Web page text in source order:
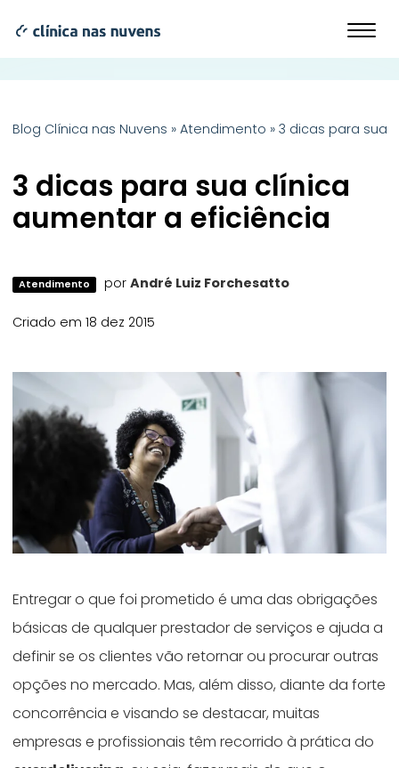
Blog Clínica nas Nuvens »Atendimento »3 dicas para sua
3 dicas para sua clínica
aumentar a eficiência
Atendimento por André Luiz Forchesatto
Criado em 18 dez 2015
Entregar o que foi prometido é uma das obrigações
básicas de qualquer prestador de serviços e ajuda a
definir se os clientes vão retornar ou procurar outras
opções no mercado. Mas, além disso, diante da forte
concorrência e visando se destacar, muitas
empresas e profissionais têm recorrido à prática do